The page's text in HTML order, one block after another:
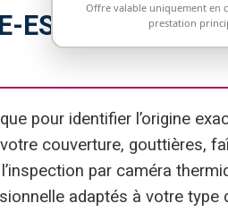
ESCOUBLAC :
pour identifier l’origine
couverture, gouttières,
par caméra
adaptés à votre type
Offre valable uniquement en
prestation